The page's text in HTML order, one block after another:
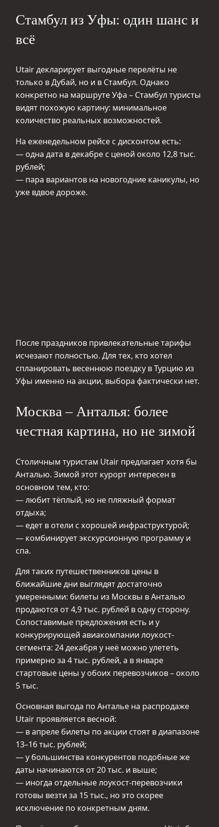
Стамбул из Уфы: один шанс и
всё
Utair декларирует выгодные перелёты не
только в Дубай, но и в Стамбул. Однако
конкретно на маршруте Уфа – Стамбул туристы
видят похожую картину: минимальное
количество реальных возможностей.
На еженедельном рейсе с дисконтом есть:
— одна дата в декабре с ценой около 12,8 тыс.
рублей;
— пара вариантов на новогодние каникулы, но
уже вдвое дороже.
После праздников привлекательные тарифы
исчезают полностью. Для тех, кто хотел
спланировать весеннюю поездку в Турцию из
Уфы именно на акции, выбора фактически нет.
Москва – Анталья: более
честная картина, но не зимой
Столичным туристам Utair предлагает хотя бы
Анталью. Зимой этот курорт интересен в
основном тем, кто:
— любит тёплый, но не пляжный формат
отдыха;
— едет в отели с хорошей инфраструктурой;
— комбинирует экскурсионную программу и
спа.
Для таких путешественников цены в
ближайшие дни выглядят достаточно
умеренными: билеты из Москвы в Анталью
продаются от 4,9 тыс. рублей в одну сторону.
Сопоставимые предложения есть и у
конкурирующей авиакомпании лоукост-
сегмента: 24 декабря у неё можно улететь
примерно за 4 тыс. рублей, а в январе
стартовые цены у обоих перевозчиков – около
5 тыс.
Основная выгода по Анталье на распродаже
Utair проявляется весной:
— в апреле билеты по акции стоят в диапазоне
13–16 тыс. рублей;
— у большинства конкурентов подобные же
даты начинаются от 20 тыс. и выше;
— иногда отдельные лоукост-перевозчики
готовы везти за 15 тыс., но это скорее
исключение по конкретным дням.